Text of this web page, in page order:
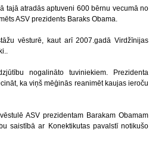
tajā atradās aptuveni 600 bērnu vecumā no
ASV prezidents Baraks Obama.
vēsturē, kaut arī 2007.gadā Virdžīnijas
nogalināto tuviniekiem. Prezidenta
ka viņš mēģinās reanimēt kaujas ieroču
ASV prezidentam Barakam Obamam
saistībā ar Konektikutas pavalstī notikušo